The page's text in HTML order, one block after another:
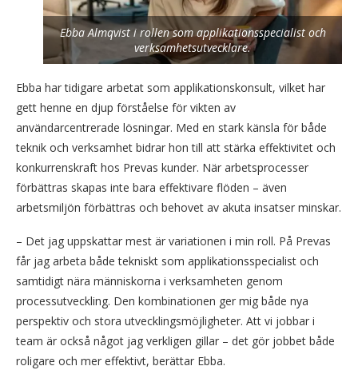
Ebba Almqvist i rollen som applikationsspecialist och
verksamhetsutvecklare.
Ebba har tidigare arbetat som applikationskonsult, vilket har
gett henne en djup förståelse för vikten av
användarcentrerade lösningar. Med en stark känsla för både
teknik och verksamhet bidrar hon till att stärka effektivitet och
konkurrenskraft hos Prevas kunder. När arbetsprocesser
förbättras skapas inte bara effektivare flöden – även
arbetsmiljön förbättras och behovet av akuta insatser minskar.
– Det jag uppskattar mest är variationen i min roll. På Prevas
får jag arbeta både tekniskt som applikationsspecialist och
samtidigt nära människorna i verksamheten genom
processutveckling. Den kombinationen ger mig både nya
perspektiv och stora utvecklingsmöjligheter. Att vi jobbar i
team är också något jag verkligen gillar – det gör jobbet både
roligare och mer effektivt, berättar Ebba.